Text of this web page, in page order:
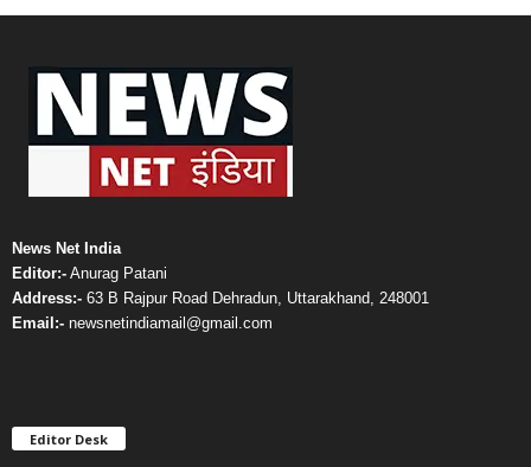
News Net India
Editor:- Anurag Patani
Address:- 63 B Rajpur Road Dehradun, Uttarakhand, 248001
Email:- newsnetindiamail@gmail.com
Editor Desk